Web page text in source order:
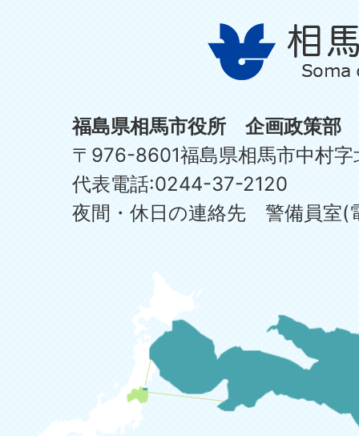
福島県相馬市役所 企画政策部
〒976-8601福島県相馬市中村
代表電話:0244-37-2120
夜間・休日の連絡先 警備員室